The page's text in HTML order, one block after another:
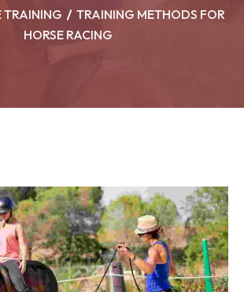
TRAINING
TRAINING METHODS FOR
HORSE RACING